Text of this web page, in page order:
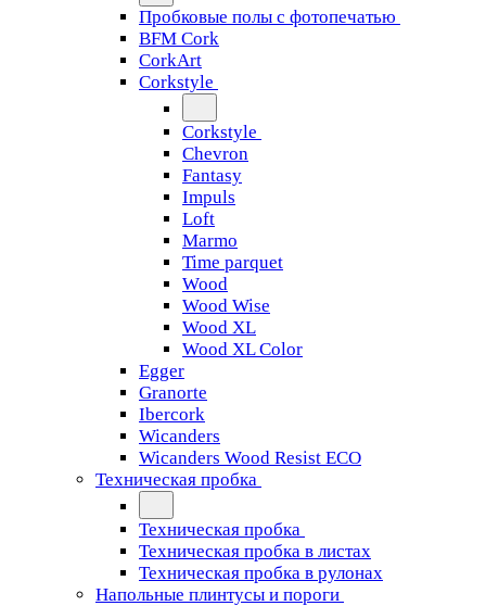
Пробковые полы с фотопечатью
BFM Cork
CorkArt
Corkstyle
Corkstyle
Chevron
Fantasy
Impuls
Loft
Marmo
Time parquet
Wood
Wood Wise
Wood XL
Wood XL Color
Egger
Granorte
Ibercork
Wicanders
Wicanders Wood Resist ECO
Техническая пробка
Техническая пробка
Техническая пробка в листах
Техническая пробка в рулонах
Напольные плинтусы и пороги